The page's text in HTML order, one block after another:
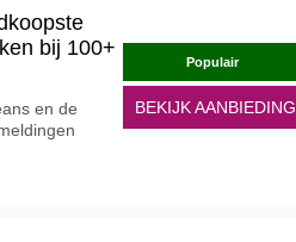
bij 100+
en de
Populair
BEKIJK AANBIEDING